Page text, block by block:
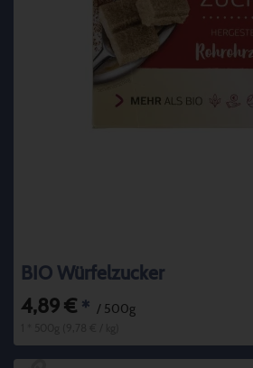
BIO Würfelzucker
4,89 € * / 500g